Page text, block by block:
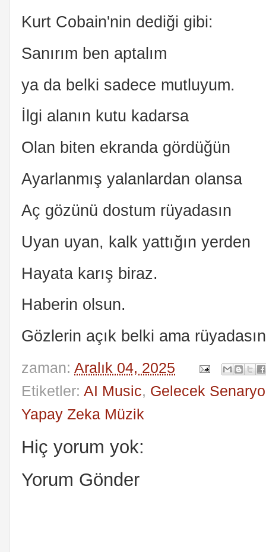
Kurt Cobain'nin dediği gibi:
Sanırım ben aptalım
ya da belki sadece mutluyum.
İlgi alanın kutu kadarsa
Olan biten ekranda gördüğün
Ayarlanmış yalanlardan olansa
Aç gözünü dostum rüyadasın
Uyan uyan, kalk yattığın yerden
Hayata karış biraz.
Haberin olsun.
Gözlerin açık belki ama
zaman: Aralık 04, 2025
Etiketler: AI Music, Gelecek
Yapay Zeka Müzik
Hiç yorum yok:
Yorum Gönder